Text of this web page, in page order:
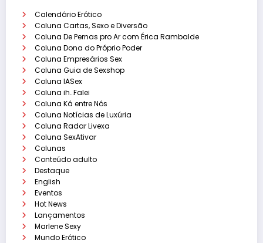
Calendário Erótico
Coluna Cartas, Sexo e Diversão
Coluna De Pernas pro Ar com Érica Rambalde
Coluna Dona do Próprio Poder
Coluna Empresários Sex
Coluna Guia de Sexshop
Coluna IASex
Coluna ih…Falei
Coluna Ká entre Nós
Coluna Notícias de Luxúria
Coluna Radar Livexa
Coluna SexAtivar
Colunas
Conteúdo adulto
Destaque
English
Eventos
Hot News
Lançamentos
Marlene Sexy
Mundo Erótico